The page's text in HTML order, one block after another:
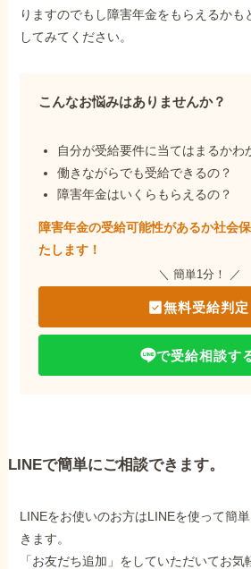
りますのでもし障害年金をもらえるかも
してみてください。
こんなお悩みはありませんか？
自分が受給要件に当てはまるかわ
働きながらでも受給できるの？
障害年金はいくらもらえるの？
障害年金の受給可能性があるか社会
たします！
＼ 簡単1分！ ／
無料受給判定
で受給相談す
LINEで簡単にご相談できます。
LINEをお使いのお方はLINEを使って簡
きます。
「お友だち追加」をしていただいてお気